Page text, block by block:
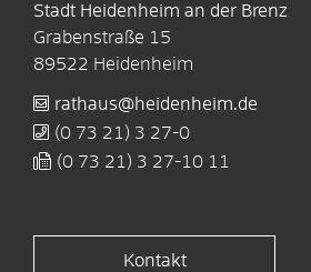
Stadt Heidenheim an der Brenz
Grabenstraße 15
89522 Heidenheim
rathaus@heidenheim.de
(0 73 21) 3 27-0
(0 73 21) 3 27-10 11
Kontakt